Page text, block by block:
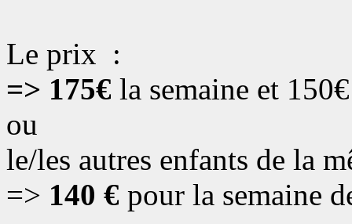
Le prix :
=> 175€ la semaine et
ou
le/les autres enfants de la
=> 140 € pour la semaine